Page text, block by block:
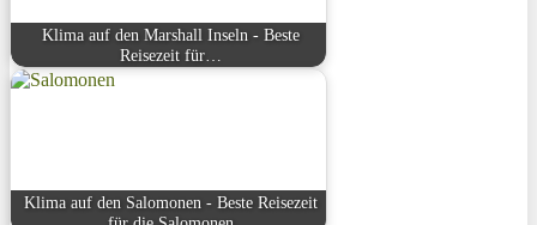
Klima auf den Marshall Inseln - Beste
Reisezeit für…
Klima auf den Salomonen - Beste Reisezeit